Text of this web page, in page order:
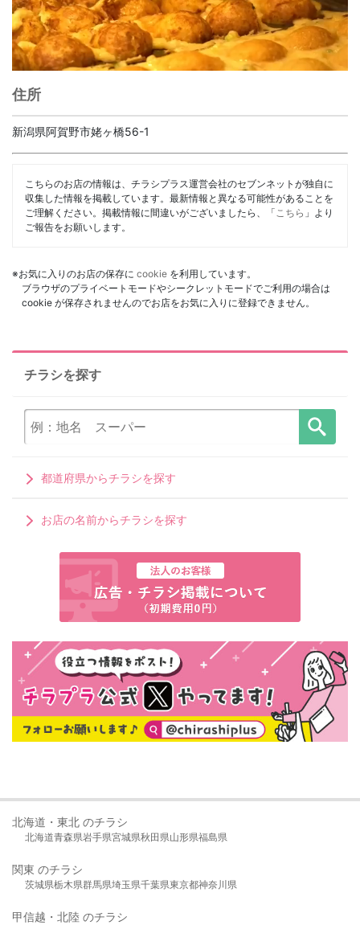
住所
新潟県阿賀野市姥ヶ橋56-1
こちらのお店の情報は、チラシプラス運営会社のセブンネットが独自に
収集した情報を掲載しています。最新情報と異なる可能性があることを
ご理解ください。掲載情報に間違いがございましたら、「 こちら 」より
ご報告をお願いします。
※お気に入りのお店の保存に cookie を利用しています。
ブラウザのプライベートモードやシークレットモードでご利用の場合は
cookie が保存されませんのでお店をお気に入りに登録できません。
チラシを探す
都道府県からチラシを探す
お店の名前からチラシを探す
北海道・東北 のチラシ
北海道青森県岩手県宮城県秋田県山形県福島県
関東 のチラシ
茨城県栃木県群馬県埼玉県千葉県東京都神奈川県
甲信越・北陸 のチラシ